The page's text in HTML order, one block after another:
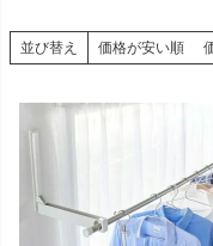
並び替え 価格が安い順